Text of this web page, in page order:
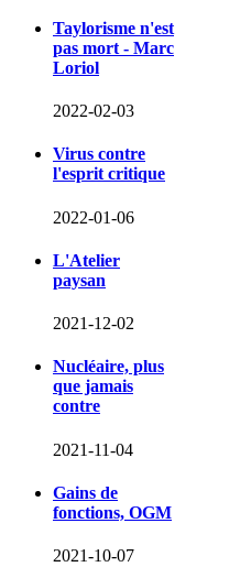
Taylorisme n'est
pas mort - Marc
Loriol
2022-02-03
Virus contre
l'esprit critique
2022-01-06
L'Atelier
paysan
2021-12-02
Nucléaire, plus
que jamais
contre
2021-11-04
Gains de
fonctions, OGM
2021-10-07